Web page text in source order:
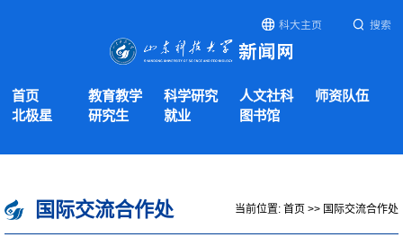
科大主页 搜索
首页 教育教学 科学研究 人文社科
师资队伍
北极星
研究生 就业 图书馆
国际交流合作处 当前位置: 首页 >> 国际交流合作处